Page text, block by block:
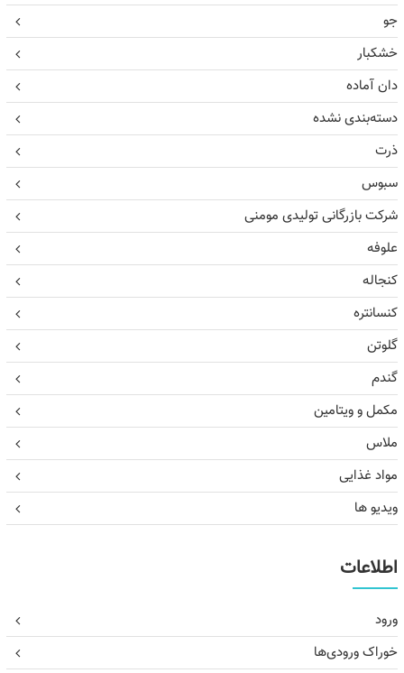
جو
خشکبار
دان آماده
دسته‌بندی نشده
ذرت
سبوس
شرکت بازرگانی تولیدی مومنی
علوفه
کنجاله
کنسانتره
گلوتن
گندم
مکمل و ویتامین
ملاس
مواد غذایی
ویدیو ها
اطلاعات
ورود
خوراک ورودی‌ها